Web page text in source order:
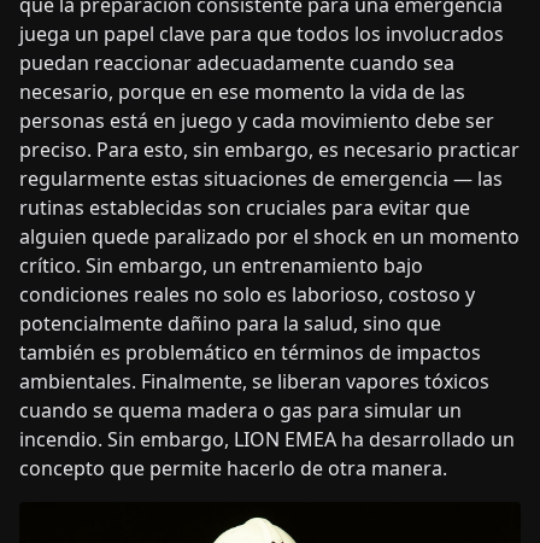
juega un papel clave para que todos los involucrados
puedan reaccionar adecuadamente cuando sea
necesario, porque en ese momento la vida de las
personas está en juego y cada movimiento debe ser
preciso. Para esto, sin embargo, es necesario practicar
regularmente estas situaciones de emergencia — las
rutinas establecidas son cruciales para evitar que
alguien quede paralizado por el shock en un momento
crítico. Sin embargo, un entrenamiento bajo
condiciones reales no solo es laborioso, costoso y
potencialmente dañino para la salud, sino que
también es problemático en términos de impactos
ambientales. Finalmente, se liberan vapores tóxicos
cuando se quema madera o gas para simular un
incendio. Sin embargo, LION EMEA ha desarrollado un
concepto que permite hacerlo de otra manera.